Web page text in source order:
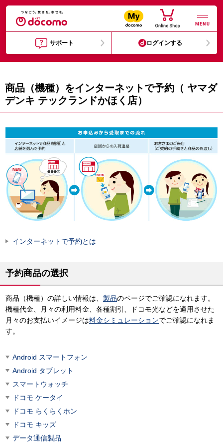
MENU
サポート ログインする
商品（機種）をインターネットで予約（ ヤマダ
デンキ テックランドかほく店）
インターネットで予約とは
予約商品の選択
商品（機種）の詳しい情報は、 製品のページでご確認になれます。
機種代金、月々の利用料金、各種割引、ドコモ光などを適用させた
月々のお支払いイメージは料金シミュレーションでご確認になれま
す。
Android スマートフォン
Android タブレット
スマートウォッチ
ドコモ ケータイ
ドコモ らくらくホン
ドコモ キッズ
データ通信製品